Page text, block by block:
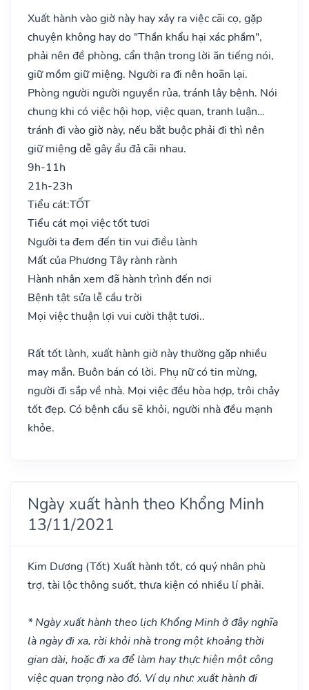
Xuất hành vào giờ này hay xảy ra việc cãi cọ, gặp
chuyện không hay do "Thần khẩu hại xác phầm",
phải nên đề phòng, cẩn thận trong lời ăn tiếng nói,
giữ mồm giữ miệng. Người ra đi nên hoãn lại.
Phòng người người nguyền rủa, tránh lây bệnh. Nói
chung khi có việc hội họp, việc quan, tranh luận…
tránh đi vào giờ này, nếu bắt buộc phải đi thì nên
giữ miệng dễ gây ẩu đả cãi nhau.
9h-11h
21h-23h
Tiểu cát:TỐT
Tiểu cát mọi việc tốt tươi
Người ta đem đến tin vui điều lành
Mất của Phương Tây rành rành
Hành nhân xem đã hành trình đến nơi
Bệnh tật sửa lễ cầu trời
Mọi việc thuận lợi vui cười thật tươi..
Rất tốt lành, xuất hành giờ này thường gặp nhiều
may mắn. Buôn bán có lời. Phụ nữ có tin mừng,
người đi sắp về nhà. Mọi việc đều hòa hợp, trôi chảy
tốt đẹp. Có bệnh cầu sẽ khỏi, người nhà đều mạnh
khỏe.
Ngày xuất hành theo Khổng Minh
13/11/2021
Kim Dương (Tốt) Xuất hành tốt, có quý nhân phù
trợ, tài lộc thông suốt, thưa kiện có nhiều lí phải.
* Ngày xuất hành theo lịch Khổng Minh ở đây nghĩa
là ngày đi xa, rời khỏi nhà trong một khoảng thời
gian dài, hoặc đi xa để làm hay thực hiện một công
việc quan trọng nào đó. Ví dụ như: xuất hành đi